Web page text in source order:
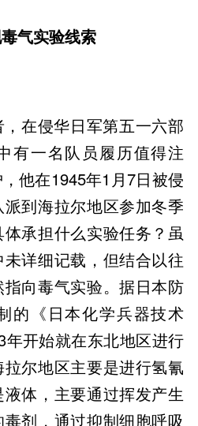
气实验线索
在侵华日军第五一六部
有一名队员履历值得注
他在1945年1月7日被侵
到海拉尔地区参加冬季
承担什么实验任务？虽
详细记载，但结合以往
向毒气实验。据日本防
的《日本化学兵器技术
年开始就在东北地区进行
尔地区主要是进行氢氰
体，主要通过挥发产生
剂，通过抑制细胞呼吸